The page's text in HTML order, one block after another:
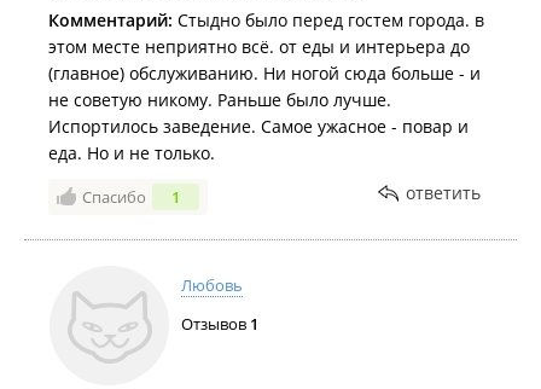
Комментарий: Стыдно было перед гостем города. в
этом месте неприятно всё. от еды и интерьера до
(главное) обслуживанию. Ни ногой сюда больше - и
не советую никому. Раньше было лучше.
Испортилось заведение. Самое ужасное - повар и
еда. Но и не только.
Спасибо 1 ответить
Любовь
Отзывов 1